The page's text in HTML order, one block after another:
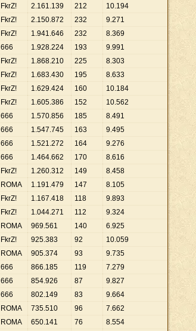
FkrZ! 2.161.139 212 10.194
FkrZ! 2.150.872 232 9.271
FkrZ! 1.941.646 232 8.369
666 1.928.224 193 9.991
FkrZ! 1.868.210 225 8.303
FkrZ! 1.683.430 195 8.633
FkrZ! 1.629.424 160 10.184
FkrZ! 1.605.386 152 10.562
666 1.570.856 185 8.491
666 1.547.745 163 9.495
666 1.521.272 164 9.276
666 1.464.662 170 8.616
FkrZ! 1.260.312 149 8.458
ROMA 1.191.479 147 8.105
FkrZ! 1.167.418 118 9.893
FkrZ! 1.044.271 112 9.324
ROMA 969.561 140 6.925
FkrZ! 925.383 92 10.059
ROMA 905.374 93 9.735
666 866.185 119 7.279
666 854.926 87 9.827
666 802.149 83 9.664
ROMA 735.510 96 7.662
ROMA 650.141 76 8.554